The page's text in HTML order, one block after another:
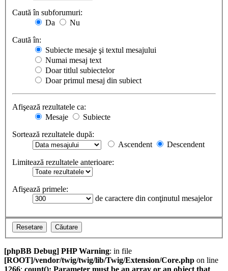
Caută în subforumuri:
Da
Nu
Caută în:
Subiecte mesaje şi textul mesajului
Numai mesaj text
Doar titlul subiectelor
Doar primul mesaj din subiect
Afişează rezultatele ca:
Mesaje
Subiecte
Sortează rezultatele după:
Ascendent
Descendent
Limitează rezultatele anterioare:
Afişează primele:
de caractere din conţinutul mesajelor
[phpBB Debug] PHP Warning: in file
[ROOT]/vendor/twig/twig/lib/Twig/Extension/Core.php on line
1266: count(): Parameter must be an array or an object that